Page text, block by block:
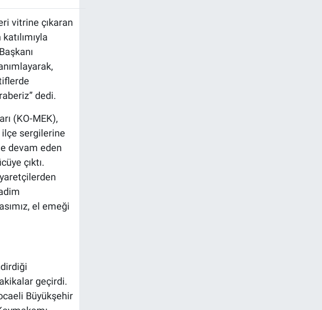
vitrine çıkaran
dedi.
(KO-MEK),
ilçe sergilerine
devam eden
çıktı.
el emeği
geçirdi.
Büyükşehir